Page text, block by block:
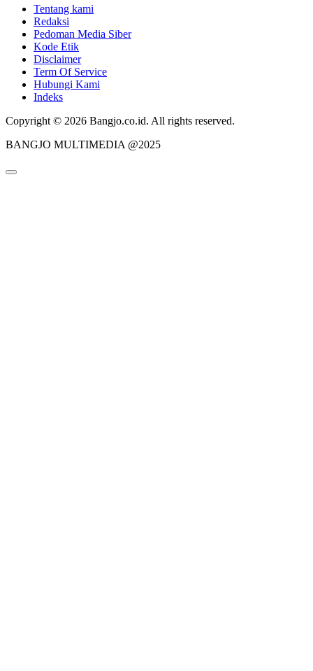
Tentang kami
Redaksi
Pedoman Media Siber
Kode Etik
Disclaimer
Term Of Service
Hubungi Kami
Indeks
Copyright © 2026 Bangjo.co.id. All rights reserved.
BANGJO MULTIMEDIA @2025